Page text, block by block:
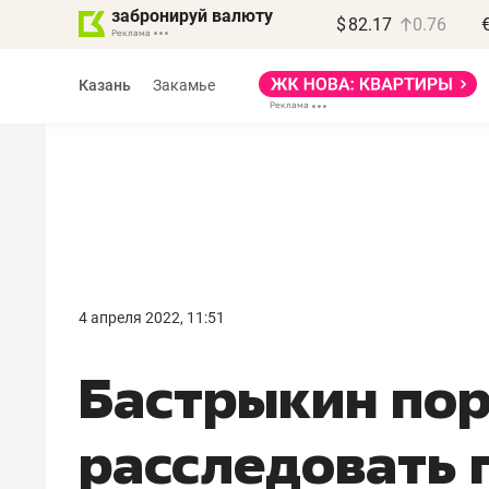
забронируй валюту $ 82.17 0.76
Казань Закамье
4 апреля 2022, 11:51
Бастрыкин
правил, бизнес может
потерять минимум